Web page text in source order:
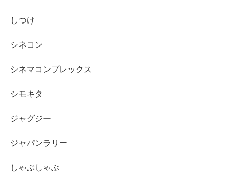
しつけ
シネコン
シネマコンプレックス
シモキタ
ジャグジー
ジャパンラリー
しゃぶしゃぶ